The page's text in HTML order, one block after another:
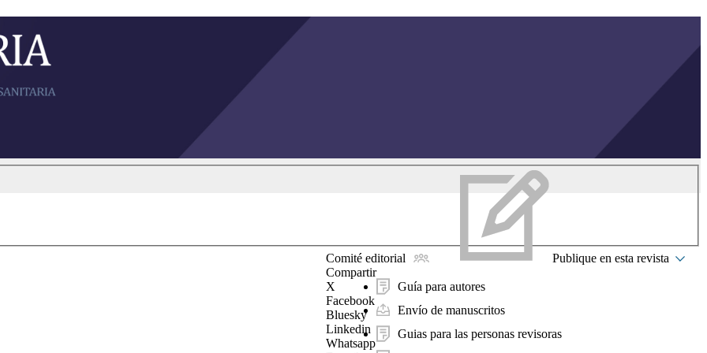
Comité editorial Publique en esta revista
Guía para autores
Envío de manuscritos
Guias para las personas revisoras
Compartir
X
Facebook
Bluesky
Linkedin
Whatsapp